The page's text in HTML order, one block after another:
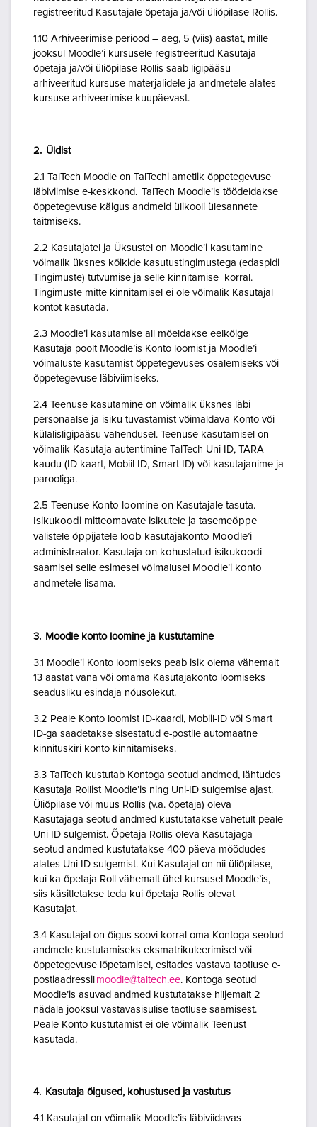
registreeritud Kasutajale õpetaja ja/või üliõpilase Rollis.
1.10 Arhiveerimise periood – aeg, 5 (viis) aastat, mille
jooksul Moodle’i kursusele registreeritud Kasutaja
õpetaja ja/või üliõpilase Rollis saab ligipääsu
arhiveeritud kursuse materjalidele ja andmetele alates
kursuse arhiveerimise kuupäevast.
2. Üldist
2.1 TalTech Moodle on TalTechi ametlik õppetegevuse
läbiviimise e-keskkond. TalTech Moodle’is töödeldakse
õppetegevuse käigus andmeid ülikooli ülesannete
täitmiseks.
2.2 Kasutajatel ja Üksustel on Moodle’i kasutamine
võimalik üksnes kõikide kasutustingimustega (edaspidi
Tingimuste) tutvumise ja selle kinnitamise korral.
Tingimuste mitte kinnitamisel ei ole võimalik Kasutajal
kontot kasutada.
2.3 Moodle’i kasutamise all mõeldakse eelkõige
Kasutaja poolt Moodle’is Konto loomist ja Moodle’i
võimaluste kasutamist õppetegevuses osalemiseks või
õppetegevuse läbiviimiseks.
2.4 Teenuse kasutamine on võimalik üksnes läbi
personaalse ja isiku tuvastamist võimaldava Konto või
külalisligipääsu vahendusel. Teenuse kasutamisel on
võimalik Kasutaja autentimine TalTech Uni-ID, TARA
kaudu (ID-kaart, Mobiil-ID, Smart-ID) või kasutajanime ja
parooliga.
2.5 Teenuse Konto loomine on Kasutajale tasuta.
Isikukoodi mitteomavate isikutele ja tasemeõppe
välistele õppijatele loob kasutajakonto Moodle’i
administraator. Kasutaja on kohustatud isikukoodi
saamisel selle esimesel võimalusel Moodle’i konto
andmetele lisama.
3. Moodle konto loomine ja kustutamine
3.1 Moodle’i Konto loomiseks peab isik olema vähemalt
13 aastat vana või omama Kasutajakonto loomiseks
seadusliku esindaja nõusolekut.
3.2 Peale Konto loomist ID-kaardi, Mobiil-ID või Smart
ID-ga saadetakse sisestatud e-postile automaatne
kinnituskiri konto kinnitamiseks.
3.3 TalTech kustutab Kontoga seotud andmed, lähtudes
Kasutaja Rollist Moodle’is ning Uni-ID sulgemise ajast.
Üliõpilase või muus Rollis (v.a. õpetaja) oleva
Kasutajaga seotud andmed kustutatakse vahetult peale
Uni-ID sulgemist. Õpetaja Rollis oleva Kasutajaga
seotud andmed kustutatakse 400 päeva möödudes
alates Uni-ID sulgemist. Kui Kasutajal on nii üliõpilase,
kui ka õpetaja Roll vähemalt ühel kursusel Moodle’is,
siis käsitletakse teda kui õpetaja Rollis olevat
Kasutajat.
3.4 Kasutajal on õigus soovi korral oma Kontoga seotud
andmete kustutamiseks eksmatrikuleerimisel või
õppetegevuse lõpetamisel, esitades vastava taotluse e-
postiaadressil moodle@taltech.ee. Kontoga seotud
Moodle’is asuvad andmed kustutatakse hiljemalt 2
nädala jooksul vastavasisulise taotluse saamisest.
Peale Konto kustutamist ei ole võimalik Teenust
kasutada.
4. Kasutaja õigused, kohustused ja vastutus
4.1 Kasutajal on võimalik Moodle’is läbiviidavas